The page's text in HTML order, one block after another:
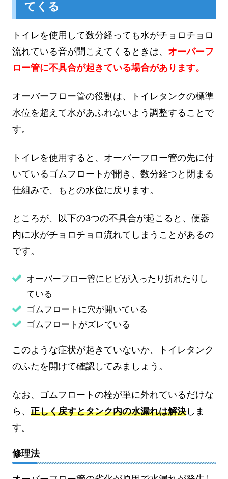
てくる
トイレを使用して数分経っても水がチョロチョロ
流れている音が聞こえてくるときは、 オーバーフ
ロー管に不具合が起きている場合があります。
オーバーフロー管の役割は、トイレタンクの標準
水位を超えて水があふれないよう調整することで
す。
トイレを使用すると、オーバーフロー管の先に付
いているゴムフロートが開き、数分経つと閉まる
仕組みで、もとの水位に戻ります。
ところが、以下の3つの不具合が起こると、便器
内に水がチョロチョロ流れてしまうことがあるの
です。
オーバーフロー管にヒビが入ったり折れたりし
ている
ゴムフロートに穴が開いている
ゴムフロートがズレている
このような症状が起きていないか、トイレタンク
のふたを開けて確認してみましょう。
なお、ゴムフロートの栓が単に外れているだけな
ら、 正しく戻すとタンク内の水漏れは解決 しま
す。
修理法